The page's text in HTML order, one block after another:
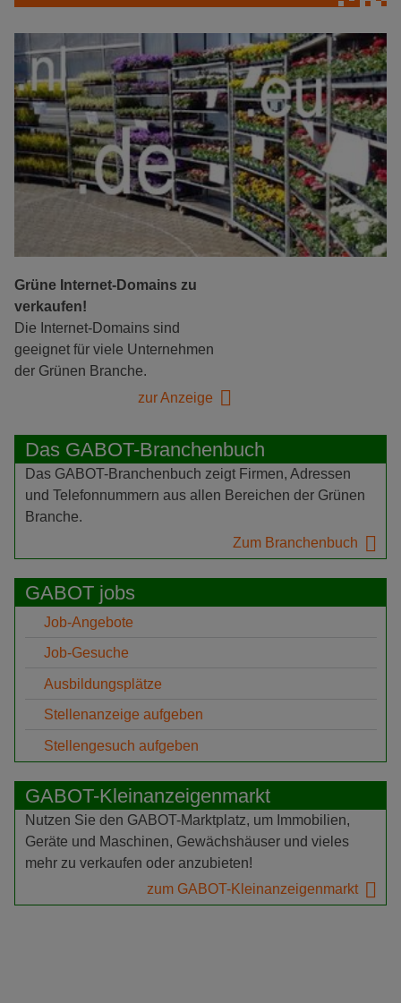
Grüne Internet-Domains zu
verkaufen!
Die Internet-Domains sind
geeignet für viele Unternehmen
der Grünen Branche.
zur Anzeige
Das GABOT-Branchenbuch
Das GABOT-Branchenbuch zeigt Firmen, Adressen
und Telefonnummern aus allen Bereichen der Grünen
Branche.
Zum Branchenbuch
GABOT jobs
Job-Angebote
Job-Gesuche
Ausbildungsplätze
Stellenanzeige aufgeben
Stellengesuch aufgeben
GABOT-Kleinanzeigenmarkt
Nutzen Sie den GABOT-Marktplatz, um Immobilien,
Geräte und Maschinen, Gewächshäuser und vieles
mehr zu verkaufen oder anzubieten!
zum GABOT-Kleinanzeigenmarkt